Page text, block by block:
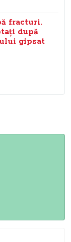
fracturi.
după
gipsat